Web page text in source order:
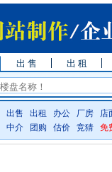
出 售 出 租
出售 出租 办公 厂房
店
中介 团购 估价 竞猜 免